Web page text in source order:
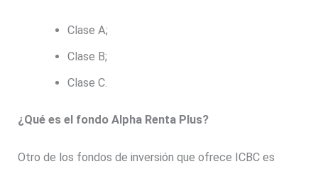
Clase A;
Clase B;
Clase C.
¿Qué es el fondo Alpha Renta Plus?
Otro de los fondos de inversión que ofrece ICBC es